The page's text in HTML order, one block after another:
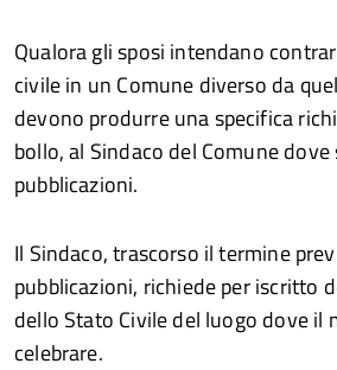
Qualora gli sposi intendano
civile in un Comune diverso da
devono produrre una specifica
bollo, al Sindaco del Comune
pubblicazioni.
Il Sindaco, trascorso il termine
pubblicazioni, richiede per iscritto
dello Stato Civile del luogo dove il
celebrare.